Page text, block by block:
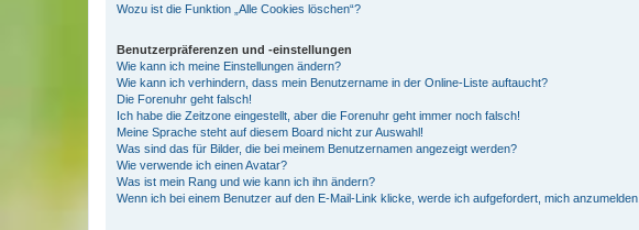
Wozu ist die Funktion „Alle Cookies löschen“?
Benutzerpräferenzen und -einstellungen
Wie kann ich meine Einstellungen ändern?
Wie kann ich verhindern, dass mein Benutzername in der Online-Liste auftaucht?
Die Forenuhr geht falsch!
Ich habe die Zeitzone eingestellt, aber die Forenuhr geht immer noch falsch!
Meine Sprache steht auf diesem Board nicht zur Auswahl!
Was sind das für Bilder, die bei meinem Benutzernamen angezeigt werden?
Wie verwende ich einen Avatar?
Was ist mein Rang und wie kann ich ihn ändern?
Wenn ich bei einem Benutzer auf den E-Mail-Link klicke, werde ich aufgefordert, mich anzumelden.